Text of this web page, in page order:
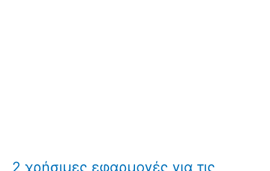
2 χρήσιμες εφαρμογές για τις